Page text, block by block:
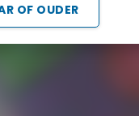
OF OUDER